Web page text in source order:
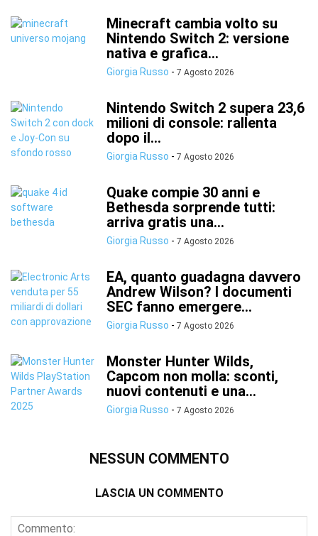
Minecraft cambia volto su
Nintendo Switch 2: versione
nativa e grafica...
Giorgia Russo - 7 Agosto 2026
Nintendo Switch 2 supera 23,6
milioni di console: rallenta
dopo il...
Giorgia Russo - 7 Agosto 2026
Quake compie 30 anni e
Bethesda sorprende tutti:
arriva gratis una...
Giorgia Russo - 7 Agosto 2026
EA, quanto guadagna davvero
Andrew Wilson? I documenti
SEC fanno emergere...
Giorgia Russo - 7 Agosto 2026
Monster Hunter Wilds,
Capcom non molla: sconti,
nuovi contenuti e una...
Giorgia Russo - 7 Agosto 2026
NESSUN COMMENTO
LASCIA UN COMMENTO